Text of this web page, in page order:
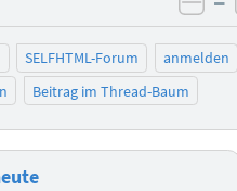
SELFHTML-Forum
anmelden
Beitrag im Thread-Baum